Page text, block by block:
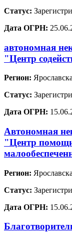
Статус:
Дата ОГРН:
автономная
"Центр
Регион:
Статус:
Дата ОГРН:
Автономная
"Центр
Регион:
Статус:
Дата ОГРН: